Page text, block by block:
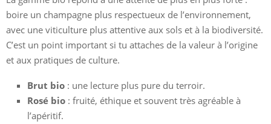
boire un champagne plus respectueux de l’environnement,
avec une viticulture plus attentive aux sols et à la biodiversité.
C’est un point important si tu attaches de la valeur à l’origine
et aux pratiques de culture.
Brut bio : une lecture plus pure du terroir.
Rosé bio : fruité, éthique et souvent très agréable à
l’apéritif.